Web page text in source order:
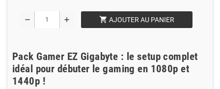
remove add shopping_cart AJOUTER AU PANIER
Pack Gamer EZ Gigabyte : le setup complet
idéal pour débuter le gaming en 1080p et
1440p !